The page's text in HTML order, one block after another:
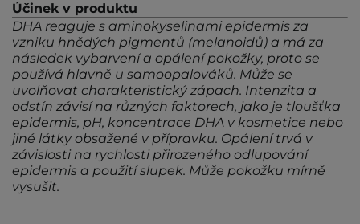
Účinek v produktu
DHA reaguje s aminokyselinami epidermis za
vzniku hnědých pigmentů (melanoidů) a má za
následek vybarvení a opálení pokožky, proto se
používá hlavně u samoopalováků. Může se
uvolňovat charakteristický zápach. Intenzita a
odstín závisí na různých faktorech, jako je tloušťka
epidermis, pH, koncentrace DHA v kosmetice nebo
jiné látky obsažené v přípravku. Opálení trvá v
závislosti na rychlosti přirozeného odlupování
epidermis a použití slupek. Může pokožku mírně
vysušit.